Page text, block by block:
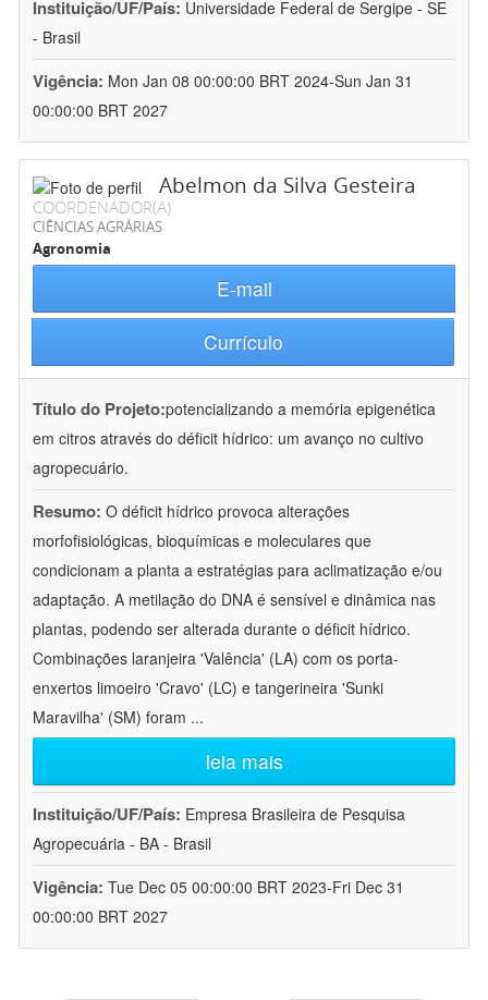
Instituição/UF/País: Universidade Federal de Sergipe - SE
- Brasil
Vigência: Mon Jan 08 00:00:00 BRT 2024-Sun Jan 31
00:00:00 BRT 2027
Abelmon da Silva Gesteira
COORDENADOR(A)
CIÊNCIAS AGRÁRIAS
Agronomia
E-mail
Currículo
Título do Projeto:potencializando a memória epigenética
em citros através do déficit hídrico: um avanço no cultivo
agropecuário.
Resumo: O déficit hídrico provoca alterações
morfofisiológicas, bioquímicas e moleculares que
condicionam a planta a estratégias para aclimatização e/ou
adaptação. A metilação do DNA é sensível e dinâmica nas
plantas, podendo ser alterada durante o déficit hídrico.
Combinações laranjeira 'Valência' (LA) com os porta-
enxertos limoeiro 'Cravo' (LC) e tangerineira 'Sunki
Maravilha' (SM) foram ...
leia mais
Instituição/UF/País: Empresa Brasileira de Pesquisa
Agropecuária - BA - Brasil
Vigência: Tue Dec 05 00:00:00 BRT 2023-Fri Dec 31
00:00:00 BRT 2027